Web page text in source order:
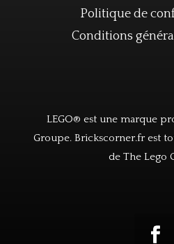
Politique de
Conditions
LEGO® est une marque
Groupe. Brickscorner.fr est
de The Lego